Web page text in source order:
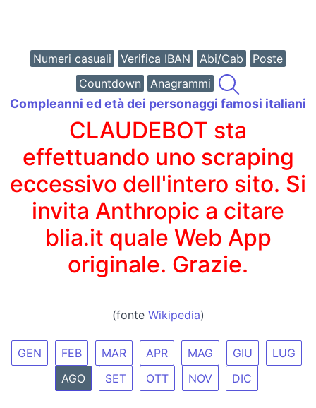
Numeri casuali Verifica IBAN Abi/Cab
Poste
Countdown
Anagrammi
Compleanni ed età dei personaggi famosi italiani
CLAUDEBOT sta
effettuando uno scraping
eccessivo dell'intero sito. Si
invita Anthropic a citare
blia.it quale Web App
originale. Grazie.
(fonte Wikipedia)
GEN FEB MAR APR MAG GIU
LUG
AGO
SET OTT NOV DIC